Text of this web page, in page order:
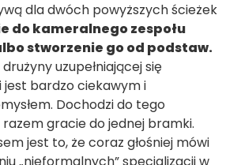
dla dwóch powyższych ścieżek
do kameralnego zespołu
stworzenie go od podstaw.
uzupełniającej się
bardzo ciekawym i
Dochodzi do tego
gracie do jednej bramki.
jest to, że coraz głośniej mówi